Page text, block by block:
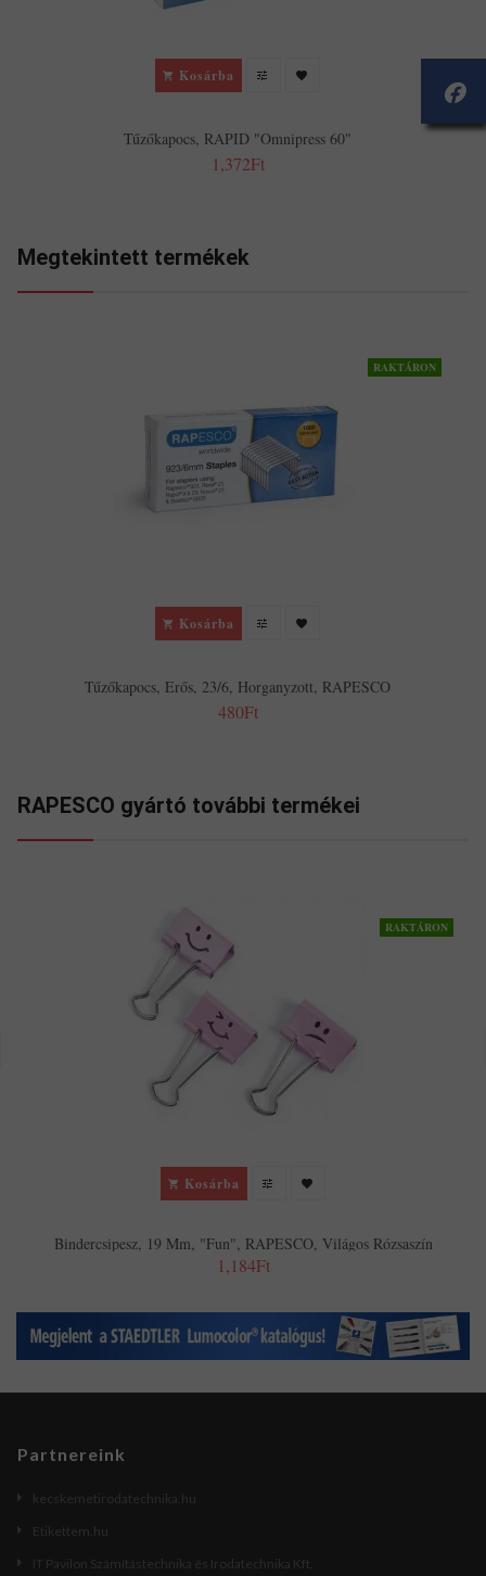
Kosárba
Tűzőkapocs, RAPID "Omnipress 60"
1,372Ft
Megtekintett termékek
RAKTÁRON
Kosárba
Tűzőkapocs, Erős, 23/6, Horganyzott, RAPESCO
480Ft
RAPESCO gyártó további termékei
RAKTÁRON
Kosárba
Bindercsipesz, 19 Mm, "Fun", RAPESCO, Világos Rózsaszín
1,184Ft
Partnereink
kecskemetirodatechnika.hu
Etikettem.hu
IT Pavilon Számítástechnika és Irodatechnika Kft.